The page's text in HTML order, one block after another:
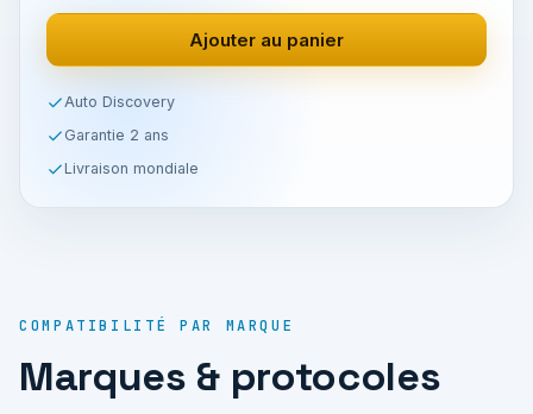
Ajouter au panier
Auto Discovery
Garantie 2 ans
Livraison mondiale
COMPATIBILITÉ PAR MARQUE
Marques & protocoles